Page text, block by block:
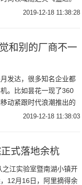
部滤镜、人工智能虚拟网
2019-12-18 11:38:28
和别的厂商不一
发达，很多知名企业都
。比如昙花一现了360
动紧跟时代浪潮推出的
腾讯也推出了一款“手
2019-12-18 11:38:03
式落地余杭
之江实验室暨南湖小镇开
12月16日，阿里摘得余